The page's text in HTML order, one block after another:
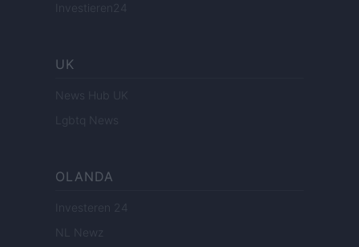
Investieren24
UK
News Hub UK
Lgbtq News
OLANDA
Investeren 24
NL Newz